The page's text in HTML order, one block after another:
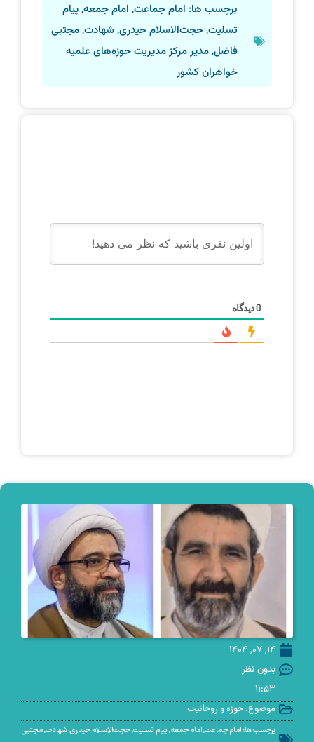
برچسب ها: امام جماعت, امام جمعه,پیام
تسلیت,حجت‌الاسلام حیدری,شهادت,مجتبی
فاضل,مدیر مرکز مدیریت حوزه‌های علمیه
خواهران کشور
0دیدگاه
14, 07, 1404
بدون نظر
11:53
موضوع: حوزه و روحانیت
برچسب ها:امام جماعت,امام جمعه,پیام تسلیت,حجت‌الاسلام حیدری,شهادت,مجتبی